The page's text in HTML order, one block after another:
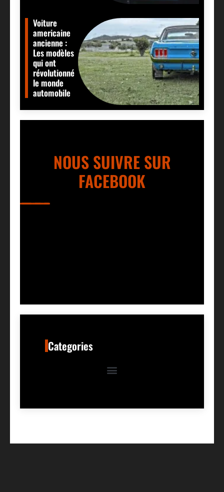
Voiture
americaine
ancienne :
Les modèles
qui ont
révolutionné
le monde
automobile
NOUS SUIVRE SUR
FACEBOOK
Categories